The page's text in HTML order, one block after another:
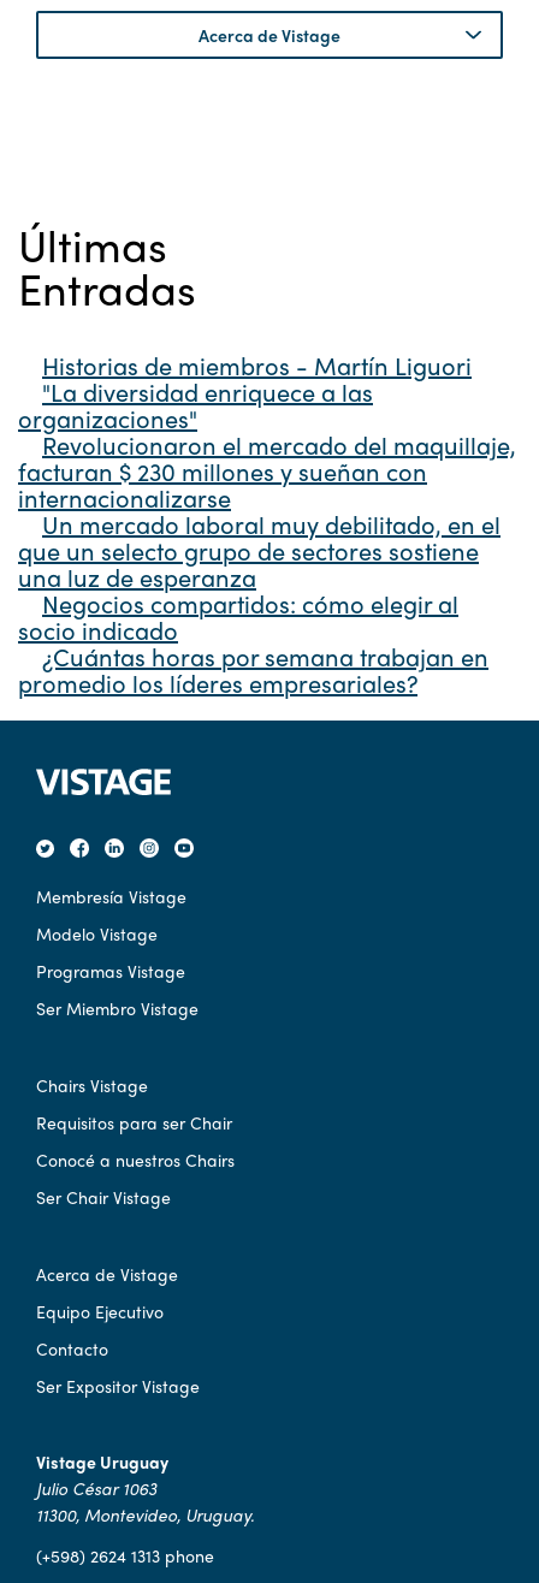
Acerca de Vistage
Últimas
Entradas
Historias de miembros - Martín Liguori
"La diversidad enriquece a las
organizaciones"
Revolucionaron el mercado del maquillaje,
facturan $ 230 millones y sueñan con
internacionalizarse
Un mercado laboral muy debilitado, en el
que un selecto grupo de sectores sostiene
una luz de esperanza
Negocios compartidos: cómo elegir al
socio indicado
¿Cuántas horas por semana trabajan en
promedio los líderes empresariales?
Membresía Vistage
Modelo Vistage
Programas Vistage
Ser Miembro Vistage
Chairs Vistage
Requisitos para ser Chair
Conocé a nuestros Chairs
Ser Chair Vistage
Acerca de Vistage
Equipo Ejecutivo
Contacto
Ser Expositor Vistage
Vistage Uruguay
Julio César 1063
11300, Montevideo, Uruguay.
(+598) 2624 1313 phone